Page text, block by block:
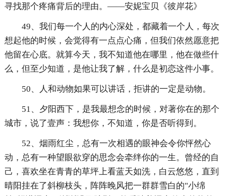
寻找那个疼痛背后的理由。——安妮宝贝《彼岸花》
49、我们每一个人的内心深处，都藏着一个人，每次
想起他的时候，会觉得有一点点心痛，但我们依然愿意把
他留在心底。就算今天，我不知道他在哪里，他在做些什
么，但至少知道，是他让我了解，什么是初恋这件小事。
50、人和动物如果可以讲话，拒讲的一定是动物。
51、夕阳西下，是我最想念的时候，对著你在的那个
城市，说了壹声：我想你，不知道，你是否听得到。
52、烟雨红尘，总有一次相遇的眼神会令你怦然心
动，总有一种望眼欲穿的思念会牵绊你的一生。曾经的自
己，喜欢坐在青青的草坪上看蓝天如洗，白云悠悠，直到
晴阳挂在了斜柳枝头，阵阵晚风把一群群雪白的"小绵